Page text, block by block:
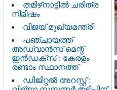
തമിഴ്‌നാട്ടില്‍ ചരിത്ര
നിമിഷം
വിജയ് മുഖ്യമന്ത്രി
പഞ്ചായത്ത്
അഡ്വാൻസ് മെന്റ്
ഇൻഡക്സ് : കേരളം
രണ്ടാം സ്ഥാനത്ത്
ഡിജിറ്റൽ അറസ്റ്റ് :